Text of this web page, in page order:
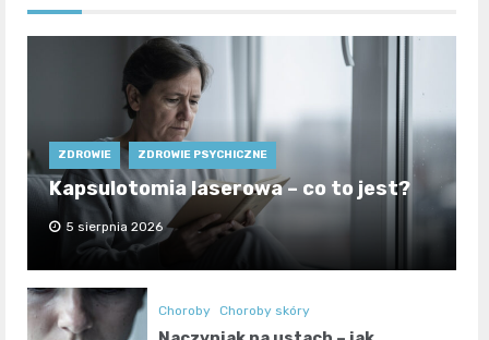
ZDROWIE ZDROWIE PSYCHICZNE
Kapsulotomia laserowa – co to jest?
5 sierpnia 2026
Choroby Choroby skóry